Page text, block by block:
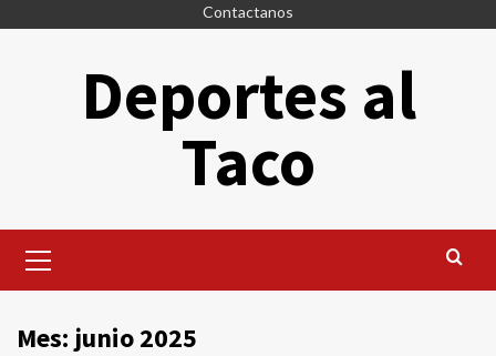
Contactanos
Deportes al
Taco
principal
Mes: junio 2025